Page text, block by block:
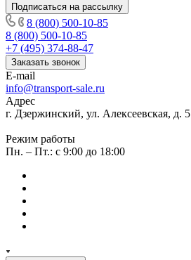
Подписаться на рассылку
8 (800) 500-10-85
8 (800) 500-10-85
+7 (495) 374-88-47
Заказать звонок
E-mail
info@transport-sale.ru
Адрес
г. Дзержинский, ул. Алексеевская, д. 5
Режим работы
Пн. – Пт.: с 9:00 до 18:00